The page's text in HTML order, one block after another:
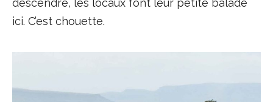
descendre, les locaux font leur petite balade
ici. C’est chouette.